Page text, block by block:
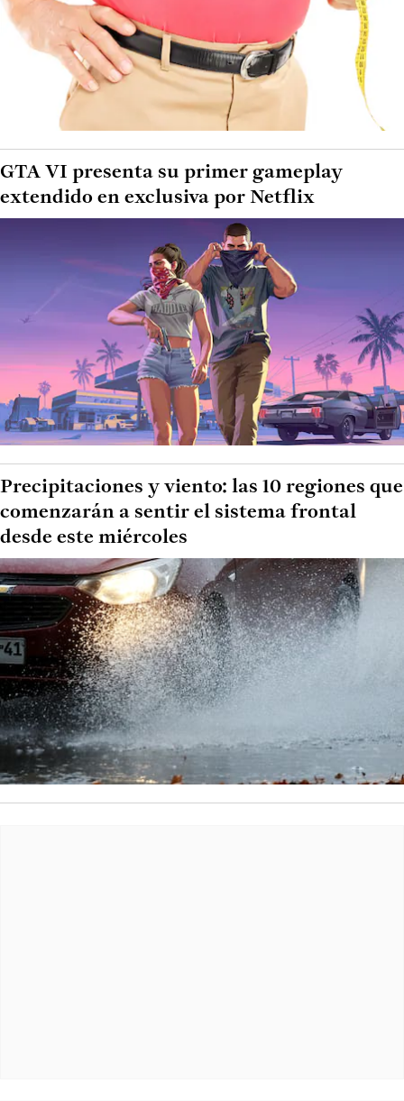
GTA VI presenta su primer gameplay
extendido en exclusiva por Netflix
Precipitaciones y viento: las 10 regiones que
comenzarán a sentir el sistema frontal
desde este miércoles